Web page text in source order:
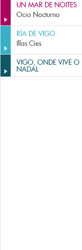
UN MAR DE NOITES
Ocio Nocturno
RÍA DE VIGO
Illas Cíes
VIGO, ONDE VIVE O
NADAL